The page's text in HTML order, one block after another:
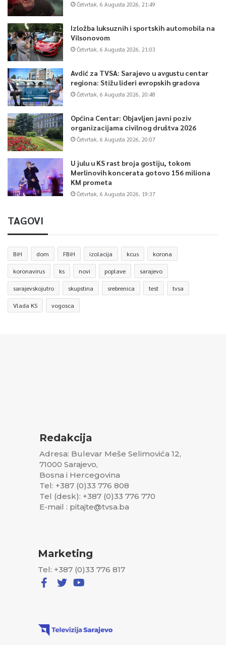
Četvrtak, 6 Augusta 2026, 21:49
Izložba luksuznih i sportskih automobila na
Vilsonovom
Četvrtak, 6 Augusta 2026, 21:03
Avdić za TVSA: Sarajevo u avgustu centar
regiona: Stižu lideri evropskih gradova
Četvrtak, 6 Augusta 2026, 20:48
Općina Centar: Objavljen javni poziv
organizacijama civilnog društva 2026
Četvrtak, 6 Augusta 2026, 20:07
U julu u KS rast broja gostiju, tokom
Merlinovih koncerata gotovo 156 miliona
KM prometa
Četvrtak, 6 Augusta 2026, 19:37
TAGOVI
BiH dom FBiH izolacija kcus korona
koronavirus ks novi poplave sarajevo
sarajevskojutro skupstina srebrenica test tvsa
Vlada KS vogosca
Redakcija
Adresa: Bulevar Meše Selimovića 12,
71000 Sarajevo,
Bosna i Hercegovina
Tel: +387 (0)33 776 808
Tel (desk): +387 (0)33 776 770
E-mail : pitajte@tvsa.ba
Marketing
Tel: +387 (0)33 776 817